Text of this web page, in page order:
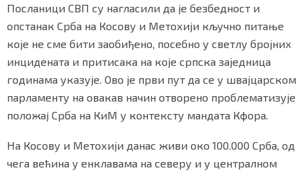
Посланици СВП су нагласили да је безбедност и
опстанак Срба на Косову и Метохији кључно питање
које не сме бити заобиђено, посебно у светлу бројних
инцидената и притисака на које српска заједница
годинама указује. Ово је први пут да се у швајцарском
парламенту на овакав начин отворено проблематизује
положај Срба на КиМ у контексту мандата Кфора.
На Косову и Метохији данас живи око 100.000 Срба, од
чега већина у енклавама на северу и у централном
redakcija@gradskeinfo.rs
ПРАТИТЕ НАС